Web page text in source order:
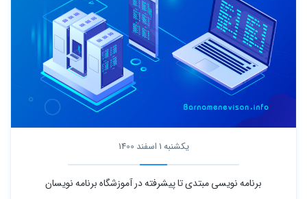
یکشنبه 1 اسفند 1400
برنامه نویسی مبتدی تا پیشرفته در آموزشگاه برنامه نویسان